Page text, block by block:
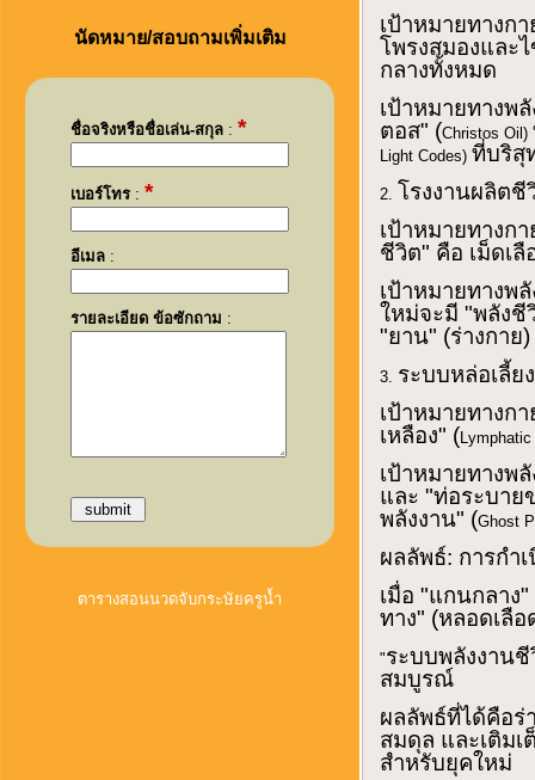
นัดหมาย/สอบถามเพิ่มเติม
ชื่อจริงหรือชื่อเล่น-สกุล : *
เบอร์โทร : *
อีเมล :
รายละเอียด ข้อซักถาม :
ตารางสอนนวดจับกระษัยครูน้ำ
เป้าหมายทางก
โพรงสมองและ
กลางทั้งหมด
เป้าหมายทางพ
ตอส" (Christos Oil)
Light Codes) ที่บริสุ
2. โรงงานผลิตชี
เป้าหมายทางก
ชีวิต" คือ เม็ดเลื
เป้าหมายทางพ
ใหม่จะมี "พลังชี
"ยาน" (ร่างกาย
3. ระบบหล่อเลี้ย
เป้าหมายทางก
เหลือง" (
เป้าหมายทางพ
และ "ท่อระบาย
พลังงาน" (Ghost
ผลลัพธ์: การกำ
เมื่อ "แกนกลาง
ทาง" (หลอดเลือ
"ระบบพลังงานชี
สมบูรณ์
ผลลัพธ์ที่ได้คือร่
สมดุล และเติม
สำหรับยุคใหม่